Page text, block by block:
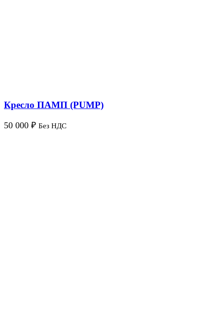
Кресло ПАМП (PUMP)
50 000 ₽ Без НДС